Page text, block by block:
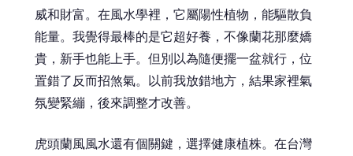
威和財富。在風水學裡，它屬陽性植物，能驅散負
能量。我覺得最棒的是它超好養，不像蘭花那麼嬌
貴，新手也能上手。但別以為隨便擺一盆就行，位
置錯了反而招煞氣。以前我放錯地方，結果家裡氣
氛變緊繃，後來調整才改善。
虎頭蘭風風水還有個關鍵，選擇健康植株。在台灣